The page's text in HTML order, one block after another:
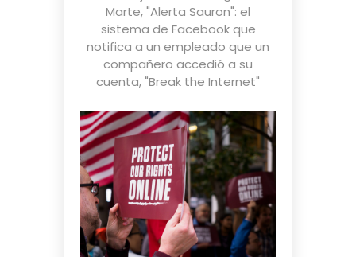
Marte,"Alerta Sauron": el
sistema de Facebook que
notifica a un empleado que un
compañero accedió a su
cuenta,"Break the Internet"